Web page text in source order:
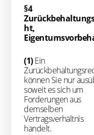
§4
ht,
(1)Ein
können Sie nur
soweit es sich um
Forderungen aus
demselben
Vertragsverhältnis
handelt.